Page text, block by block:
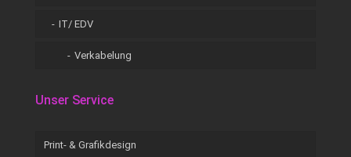
IT/ EDV
Verkabelung
Unser Service
Print- & Grafikdesign